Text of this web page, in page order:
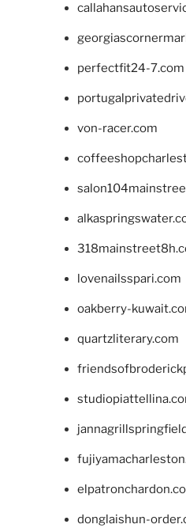
perfectfit24-7.com
von-racer.com
lovenailsspari.com
oakberry-
quartzliterary.com
donglaishun-